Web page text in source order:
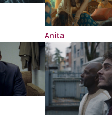
Anita